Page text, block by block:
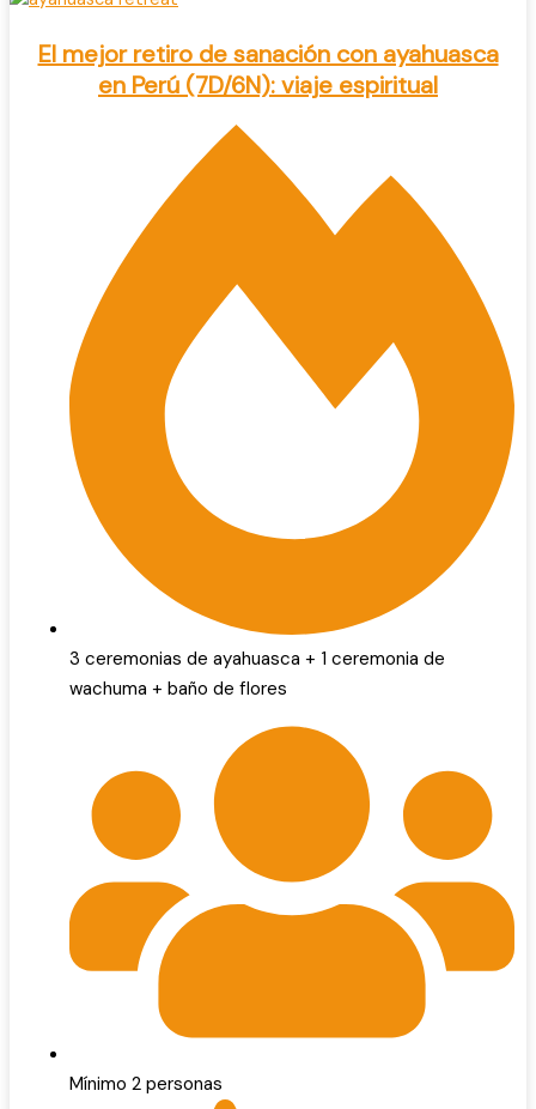
El mejor retiro de sanación con ayahuasca
en Perú (7D/6N): viaje espiritual
3 ceremonias de ayahuasca + 1 ceremonia de
wachuma + baño de flores
Mínimo 2 personas